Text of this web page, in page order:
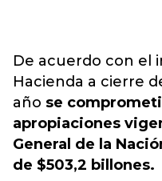
De acuerdo con el
Hacienda a cierre
año se
apropiaciones
General de la
de $503,2 billones.